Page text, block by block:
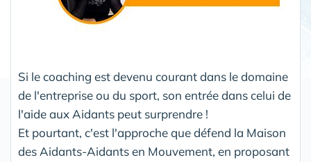
Si le coaching est devenu courant dans le domaine
de l'entreprise ou du sport, son entrée dans celui de
l'aide aux Aidants peut surprendre !
Et pourtant, c'est l'approche que défend la Maison
des Aidants-Aidants en Mouvement, en proposant